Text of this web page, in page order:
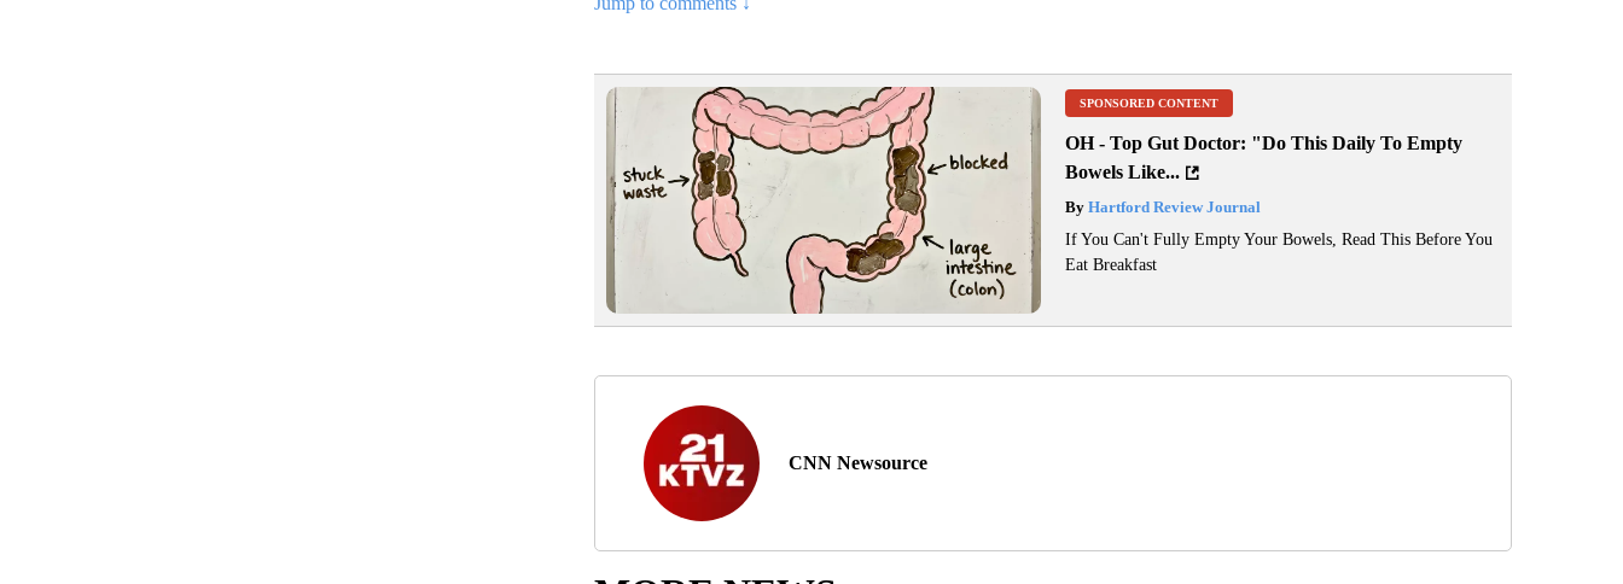
SPONSORED CONTENT
OH - Top Gut Doctor: "Do This Daily To Empty
Bowels Like...
ByHartford Review Journal
If You Can't Fully Empty Your Bowels, Read This Before You
Eat Breakfast
CNN Newsource